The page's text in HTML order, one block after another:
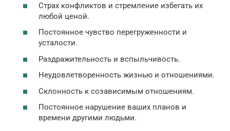
Страх конфликтов и стремление избегать их
любой ценой.
Постоянное чувство перегруженности и
усталости.
Раздражительность и вспыльчивость.
Неудовлетворенность жизнью и отношениями.
Склонность к созависимым отношениям.
Постоянное нарушение ваших планов и
времени другими людьми.